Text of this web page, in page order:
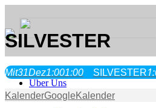
Über Uns
SILVESTER
Mit31Dez1:001:00 SILVESTER
KalenderGoogleKalender